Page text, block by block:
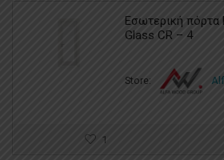
Εσωτερική
Glass CR – 4
Store:
1